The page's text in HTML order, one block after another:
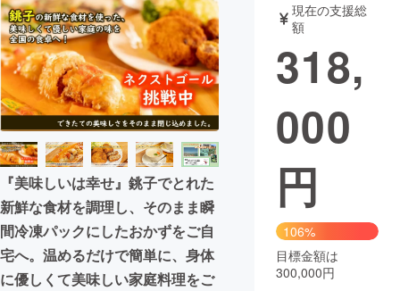
テクノロジー・ガジェット ゲーム・サ
映像・映画 書籍・雑誌
ビジネス・起業 チャレンジ
まちづくり・地域活性化
CAMPFIRE for Social Good
CAMPFIRE Creation
CAMPFIREふるさと納税machi-ya コミュニティ
『美味しいは幸せ』銚子でとれた
新鮮な食材を調理し、そのまま瞬
間冷凍パックにしたおかずをご自
宅へ。温めるだけで簡単に、身体
に優しくて美味しい家庭料理をご
現在の支援総
額
318,
000
円
106%
目標金額は
300,000円